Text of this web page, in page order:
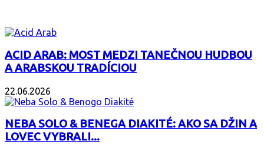
ACID ARAB: MOST MEDZI TANEČNOU HUDBOU
A ARABSKOU TRADÍCIOU
22.06.2026
NEBA SOLO & BENEGA DIAKITÉ: AKO SA DŽIN A
LOVEC VYBRALI...